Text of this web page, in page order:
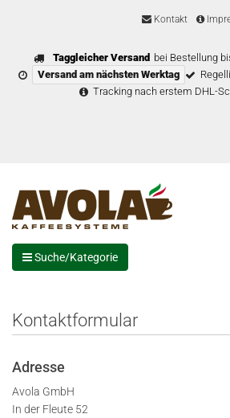
Kontakt
Taggleicher Versand bei Bestellung
Versand am nächsten Werktag
Tracking nach erstem DHL-
Suche/Kategorie
Kontaktformular
Adresse
Avola GmbH
In der Fleute 52